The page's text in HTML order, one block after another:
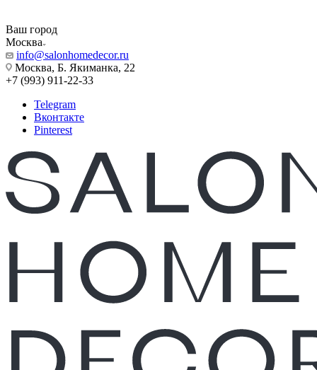
Ваш город
Москва
info@salonhomedecor.ru
Москва, Б. Якиманка, 22
+7 (993) 911-22-33
Telegram
Вконтакте
Pinterest